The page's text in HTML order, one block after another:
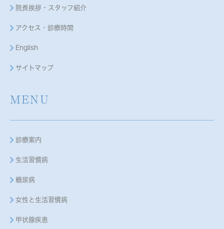
院長挨拶・スタッフ紹介
アクセス・診療時間
English
サイトマップ
MENU
診療案内
生活習慣病
糖尿病
女性と生活習慣病
甲状腺疾患